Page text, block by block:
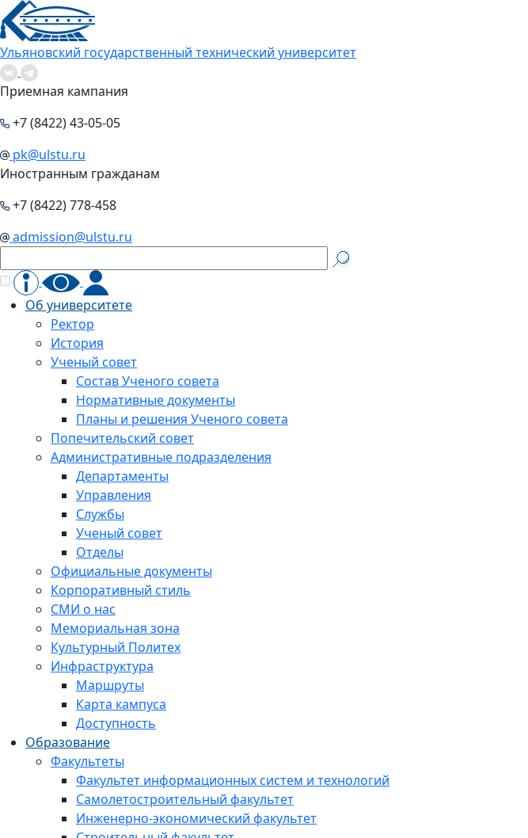
Ульяновский государственный технический университет
Приемная кампания
+7 (8422) 43-05-05
pk@ulstu.ru
Иностранным гражданам
+7 (8422) 778-458
admission@ulstu.ru
Об университете
Ректор
История
Ученый совет
Состав Ученого совета
Нормативные документы
Планы и решения Ученого совета
Попечительский совет
Административные подразделения
Департаменты
Управления
Службы
Ученый совет
Отделы
Официальные документы
Корпоративный стиль
СМИ о нас
Мемориальная зона
Культурный Политех
Инфраструктура
Маршруты
Карта кампуса
Доступность
Образование
Факультеты
Факультет информационных систем и технологий
Самолетостроительный факультет
Инженерно-экономический факультет